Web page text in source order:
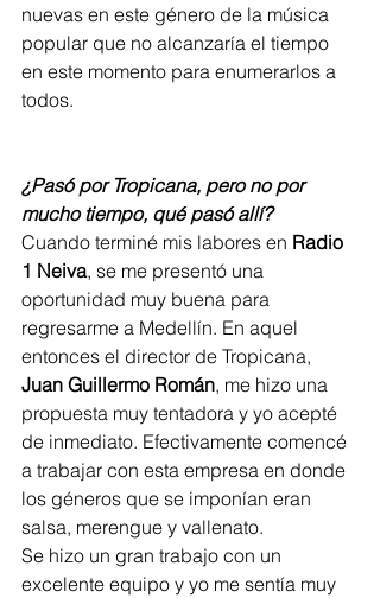
nuevas en este género de la música
popular que no alcanzaría el tiempo
en este momento para enumerarlos a
todos.
¿Pasó por Tropicana, pero no por
mucho tiempo, qué pasó allí?
Cuando terminé mis labores en Radio
1 Neiva, se me presentó una
oportunidad muy buena para
regresarme a Medellín. En aquel
entonces el director de Tropicana,
Juan Guillermo Román, me hizo una
propuesta muy tentadora y yo acepté
de inmediato. Efectivamente comencé
a trabajar con esta empresa en donde
los géneros que se imponían eran
salsa, merengue y vallenato.
Se hizo un gran trabajo con un
excelente equipo y yo me sentía muy